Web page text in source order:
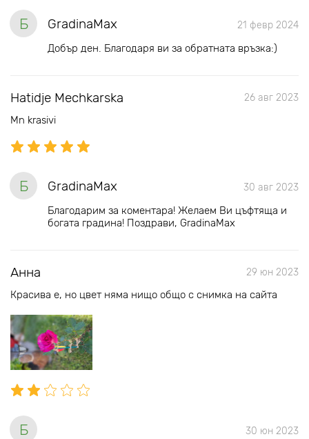
Б GradinaMax 21 февр 2024
Добър ден. Благодаря ви за обратната връзка:)
Hatidje Mechkarska 26 авг 2023
Mn krasivi
Б GradinaMax 30 авг 2023
Благодарим за коментара! Желаем Ви цъфтяща и
богата градина! Поздрави, GradinaMax
Анна 29 юн 2023
Красива е, но цвет няма нищо общо с снимка на сайта
Б 30 юн 2023